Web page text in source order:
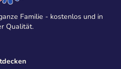
Familie - kostenlos und in
Qualität.